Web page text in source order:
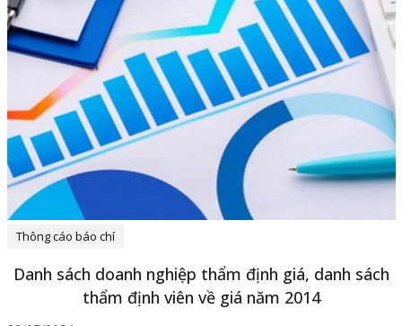
Thông cáo báo chí
Danh sách doanh nghiệp thẩm định giá, danh sách
thẩm định viên về giá năm 2014